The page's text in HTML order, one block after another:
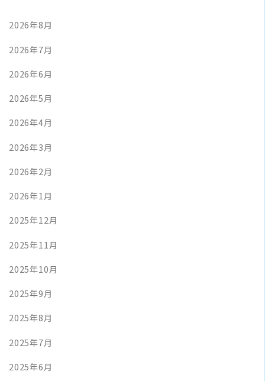
2026年8月
2026年7月
2026年6月
2026年5月
2026年4月
2026年3月
2026年2月
2026年1月
2025年12月
2025年11月
2025年10月
2025年9月
2025年8月
2025年7月
2025年6月